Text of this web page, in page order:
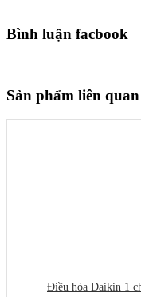
Bình luận facbook
Sản phẩm liên quan
Điều hòa Daikin 1